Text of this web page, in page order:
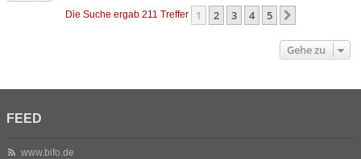
Die Suche ergab 211 Treffer 1 2 3 4 5
Gehe zu
FEED
www.bifo.de